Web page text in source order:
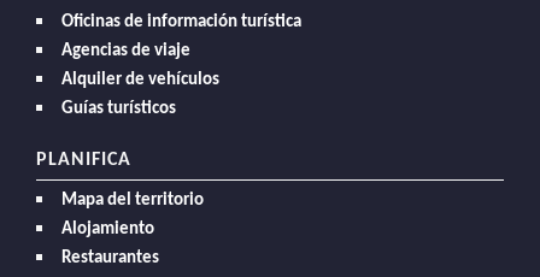
Oficinas de información turística
Agencias de viaje
Alquiler de vehículos
Guías turísticos
PLANIFICA
Mapa del territorio
Alojamiento
Restaurantes